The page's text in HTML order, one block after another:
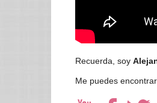
Recuerda, soy
Me puedes